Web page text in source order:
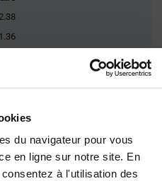
du navigateur pour vous
en ligne sur notre site. En
à l'utilisation des